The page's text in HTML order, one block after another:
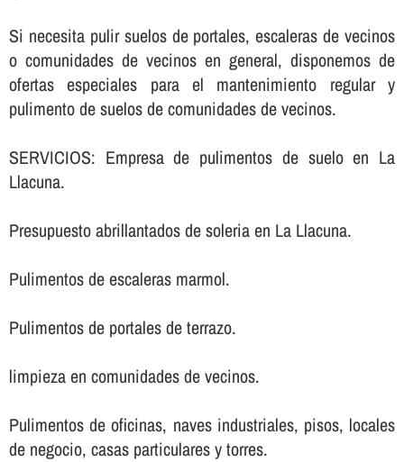
Si necesita pulir suelos de portales, escaleras de vecinos
o comunidades de vecinos en general, disponemos de
ofertas especiales para el mantenimiento regular y
pulimento de suelos de comunidades de vecinos.
SERVICIOS: Empresa de pulimentos de suelo en La
Llacuna.
Presupuesto abrillantados de soleria en La Llacuna.
Pulimentos de escaleras marmol.
Pulimentos de portales de terrazo.
limpieza en comunidades de vecinos.
Pulimentos de oficinas, naves industriales, pisos, locales
de negocio, casas particulares y torres.